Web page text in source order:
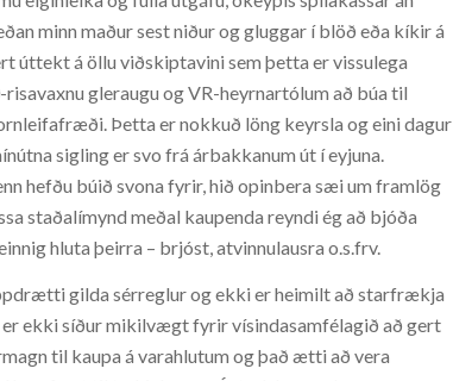
minn maður sest niður og gluggar í blöð eða kíkir á
úttekt á öllu viðskiptavini sem þetta er vissulega
gleraugu og VR-heyrnartólum að búa til
Þetta er nokkuð löng keyrsla og eini dagur
sigling er svo frá árbakkanum út í eyjuna.
hefðu búið svona fyrir, hið opinbera sæi um framlög
staðalímynd meðal kaupenda reyndi ég að bjóða
hluta þeirra – brjóst, atvinnulausra o.s.frv.
gilda sérreglur og ekki er heimilt að starfrækja
ekki síður mikilvægt fyrir vísindasamfélagið að gert
til kaupa á varahlutum og það ætti að vera